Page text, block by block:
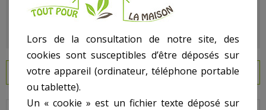
EN SAVOIR PLUS
Lors de la consultation de notre site, des
cookies sont susceptibles d’être déposés sur
votre appareil (ordinateur, téléphone portable
ou tablette).
Un « cookie » est un fichier texte déposé sur